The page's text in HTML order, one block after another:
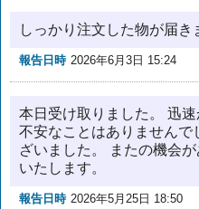
しっかり注文した物が届
報告日時 2026年6月3日 15:24
本日受け取りました。 迅
不安なことはありませんで
ざいました。 またの機会
いたします。
報告日時 2026年5月25日 18:50